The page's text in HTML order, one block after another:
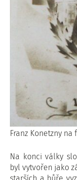
Franz Konetzny na
Na konci války
byl vytvořen jako